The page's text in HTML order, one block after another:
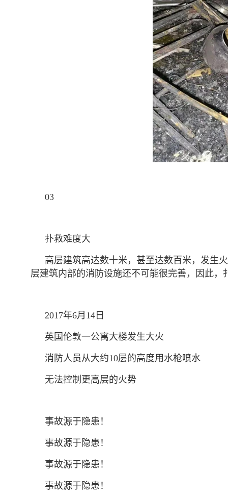
03
扑救难度大
高层建筑高达数十米，甚至达数百米，发生
层建筑内部的消防设施还不可能很完善，因此
2017年6月14日
英国伦敦一公寓大楼发生大火
消防人员从大约10层的高度用水枪喷水
无法控制更高层的火势
事故源于隐患！
事故源于隐患！
事故源于隐患！
事故源于隐患！